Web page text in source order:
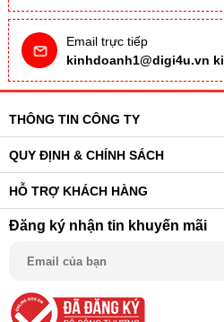
Email trực tiếp
kinhdoanh1@digi4u.vn
THÔNG TIN CÔNG TY
QUY ĐỊNH & CHÍNH SÁCH
HỖ TRỢ KHÁCH HÀNG
Đăng ký nhận tin khuyến mãi